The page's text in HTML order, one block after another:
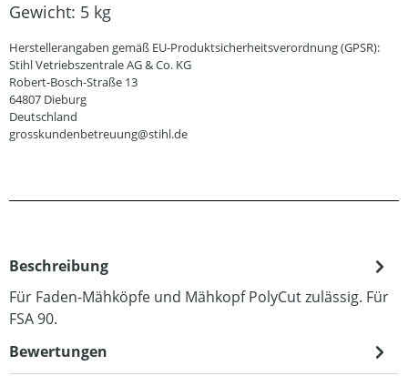
Gewicht: 5 kg
Herstellerangaben gemäß EU-Produktsicherheitsverordnung (GPSR):
Stihl Vetriebszentrale AG & Co. KG
Robert-Bosch-Straße 13
64807 Dieburg
Deutschland
grosskundenbetreuung@stihl.de
Beschreibung
Für Faden-Mähköpfe und Mähkopf PolyCut zulässig. Für
FSA 90.
Bewertungen